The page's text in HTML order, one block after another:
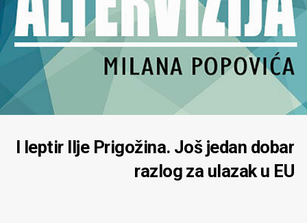
I leptir Ilje Prigožina. Još jedan dobar
razlog za ulazak u EU